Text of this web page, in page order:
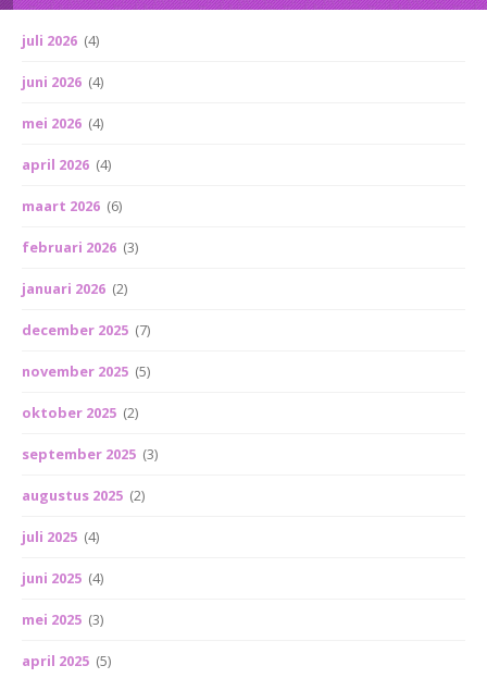
juli 2026 (4)
juni 2026 (4)
mei 2026 (4)
april 2026 (4)
maart 2026 (6)
februari 2026 (3)
januari 2026 (2)
december 2025 (7)
november 2025 (5)
oktober 2025 (2)
september 2025 (3)
augustus 2025 (2)
juli 2025 (4)
juni 2025 (4)
mei 2025 (3)
april 2025 (5)